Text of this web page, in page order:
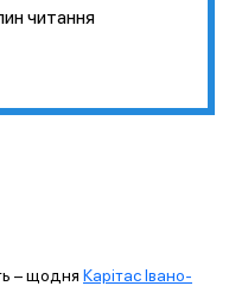
читання
– щодня Карітас Івано-